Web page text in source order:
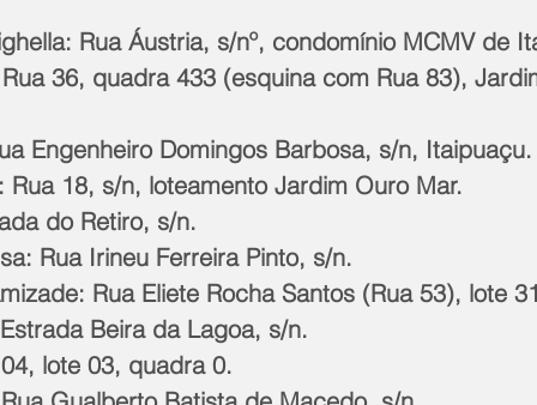
Rua Áustria, s/nº, condomínio MCMV de
Engenheiro Domingos Barbosa, s/n, Itaipuaçu.
Rua 18, s/n, loteamento Jardim Ouro Mar.
do Retiro, s/n.
Rua Irineu Ferreira Pinto, s/n.
Rua Eliete Rocha Santos (Rua 53), lote
Beira da Lagoa, s/n.
lote 03, quadra 0.